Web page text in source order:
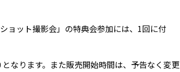
ョット撮影会」の特典会参加には、1回に付
なります。また販売開始時間は、予告なく変更